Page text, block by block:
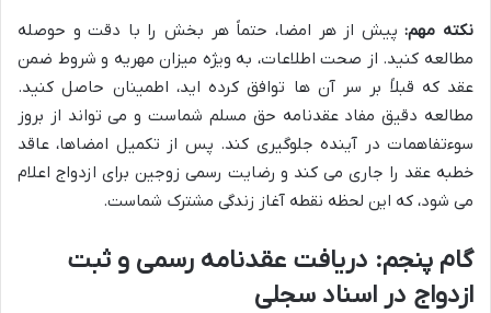
نکته مهم:پیش از هر امضا، حتماً هر بخش را با دقت و حوصله
مطالعه کنید. از صحت اطلاعات، به ویژه میزان مهریه و شروط ضمن
عقد که قبلاً بر سر آن ها توافق کرده اید، اطمینان حاصل کنید.
مطالعه دقیق مفاد عقدنامه حق مسلم شماست و می تواند از بروز
سوءتفاهمات در آینده جلوگیری کند. پس از تکمیل امضاها، عاقد
خطبه عقد را جاری می کند و رضایت رسمی زوجین برای ازدواج اعلام
می شود، که این لحظه نقطه آغاز زندگی مشترک شماست.
گام پنجم: دریافت عقدنامه رسمی و ثبت
ازدواج در اسناد سجلی